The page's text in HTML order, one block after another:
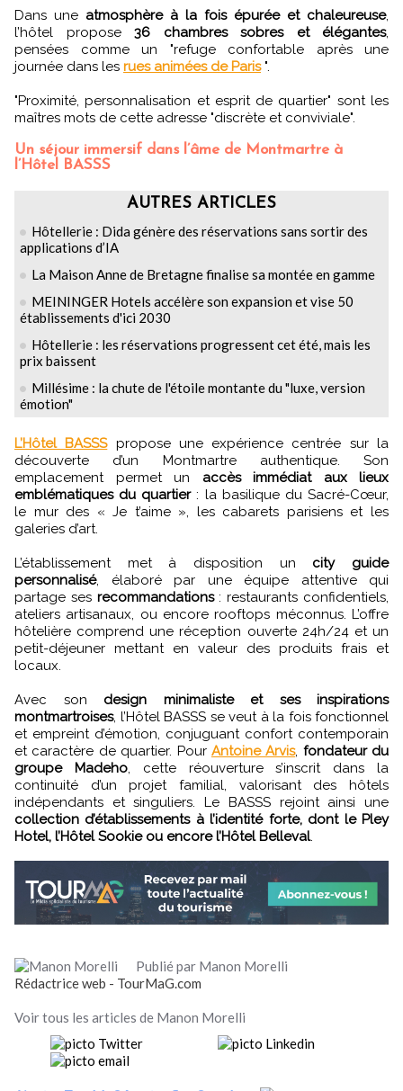
Dans une atmosphère à la fois épurée et chaleureuse,
l’hôtel propose 36 chambres sobres et élégantes,
pensées comme un "refuge confortable après une
journée dans les rues animées de Paris".
"Proximité, personnalisation et esprit de quartier" sont les
maîtres mots de cette adresse "discrète et conviviale".
Un séjour immersif dans l’âme de Montmartre à
l’Hôtel BASSS
AUTRES ARTICLES
Hôtellerie : Dida génère des réservations sans sortir des
applications d’IA
La Maison Anne de Bretagne finalise sa montée en gamme
MEININGER Hotels accélère son expansion et vise 50
établissements d'ici 2030
Hôtellerie : les réservations progressent cet été, mais les
prix baissent
Millésime : la chute de l'étoile montante du "luxe, version
émotion"
L’Hôtel BASSSpropose une expérience centrée sur la
découverte d’un Montmartre authentique. Son
emplacement permet un accès immédiat aux lieux
emblématiques du quartier: la basilique du Sacré-Cœur,
le mur des « Je t’aime », les cabarets parisiens et les
galeries d’art.
L’établissement met à disposition un city guide
personnalisé, élaboré par une équipe attentive qui
partage ses recommandations: restaurants confidentiels,
ateliers artisanaux, ou encore rooftops méconnus. L’offre
hôtelière comprend une réception ouverte 24h/24 et un
petit-déjeuner mettant en valeur des produits frais et
locaux.
Avec son design minimaliste et ses inspirations
montmartroises, l’Hôtel BASSS se veut à la fois fonctionnel
et empreint d’émotion, conjuguant confort contemporain
et caractère de quartier. Pour Antoine Arvis, fondateur du
groupe Madeho, cette réouverture s’inscrit dans la
continuité d’un projet familial, valorisant des hôtels
indépendants et singuliers. Le BASSS rejoint ainsi une
collection d’établissements à l’identité forte, dont le Pley
Hotel, l’Hôtel Sookie ou encore l’Hôtel Belleval.
Publié par Manon Morelli
Rédactrice web - TourMaG.com
Voir tous les articles de Manon Morelli